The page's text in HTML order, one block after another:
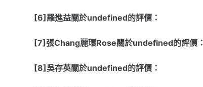
[6]羅進益關於undefined的評價：
[7]張Chang麗環Rose關於undefined的評價：
[8]吳存英關於undefined的評價：